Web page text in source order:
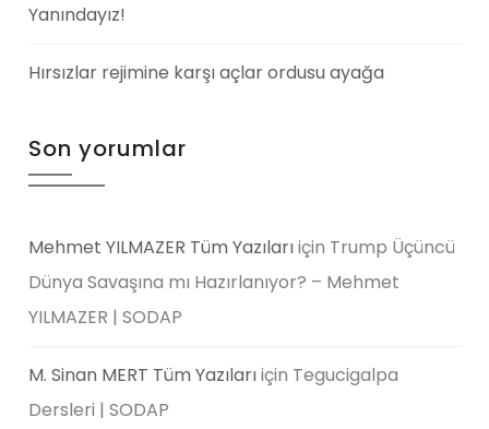
Yanındayız!
Hırsızlar rejimine karşı açlar ordusu ayağa
Son yorumlar
Mehmet YILMAZER Tüm Yazılarıiçin Trump Üçüncü
Dünya Savaşına mı Hazırlanıyor? – Mehmet
YILMAZER | SODAP
M. Sinan MERT Tüm Yazılarıiçin Tegucigalpa
Dersleri | SODAP